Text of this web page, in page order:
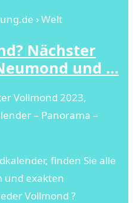
› Welt
Nächster
und …
Vollmond 2023,
– Panorama –
finden Sie alle
und exakten
Vollmond ?